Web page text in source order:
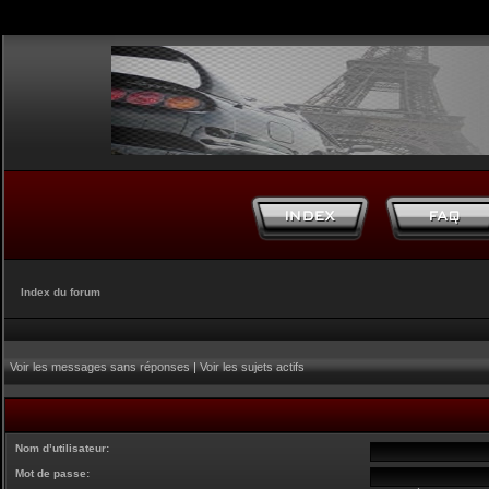
Index du forum
Voir les messages sans réponses|Voir les sujets actifs
Nom d’utilisateur:
Mot de passe: